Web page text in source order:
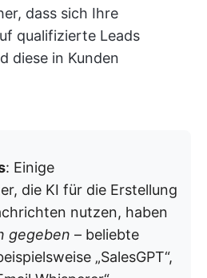
dass sich Ihre
qualifizierte Leads
diese in Kunden
: Einige
die KI für die Erstellung
nutzen, haben
gegeben – beliebte
„SalesGPT“,